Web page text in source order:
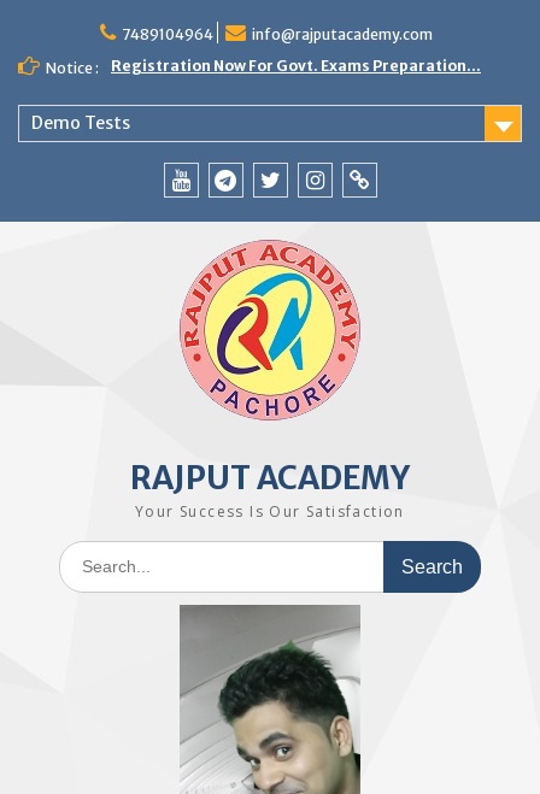
content
7489104964
info@rajputacademy.com
Notice :
Registration Now For Govt. Exams Preparation...
Demo Tests
RAJPUT ACADEMY
Your Success Is Our Satisfaction
Search
for: